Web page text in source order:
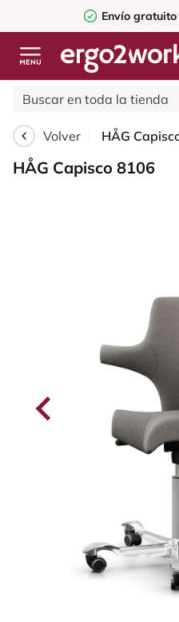
Envío gratuito
Volver
HÅG Capisco 8106